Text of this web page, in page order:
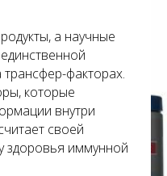
а научные
факторах.
которые
внутри
своей
здоровья иммунной